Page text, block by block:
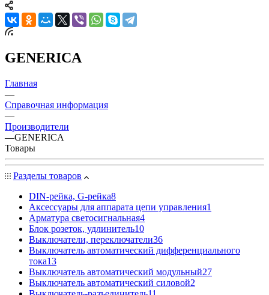
GENERICA
Главная
—
Справочная информация
—
Производители
—GENERICA
Товары
Разделы товаров
DIN-рейка, G-рейка8
Аксессуары для аппарата цепи управления1
Арматура светосигнальная4
Блок розеток, удлинитель10
Выключатели, переключатели36
Выключатель автоматический дифференциального
тока13
Выключатель автоматический модульный27
Выключатель автоматический силовой2